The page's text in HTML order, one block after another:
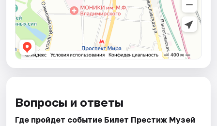
Вопросы и ответы
Где пройдет событие Билет Престиж Музей